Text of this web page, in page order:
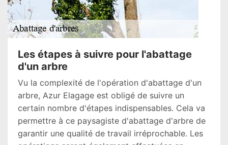
Les étapes à suivre pour l'abattage
d'un arbre
Vu la complexité de l'opération d'abattage d'un
arbre, Azur Elagage est obligé de suivre un
certain nombre d'étapes indispensables. Cela va
permettre à ce paysagiste d'abattage d'arbre de
garantir une qualité de travail irréprochable. Les